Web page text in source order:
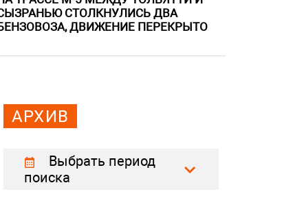
СТОЛКНУЛИСЬ ДВА
ДВИЖЕНИЕ ПЕРЕКРЫТО
АРХИВ
Выбрать период
поиска